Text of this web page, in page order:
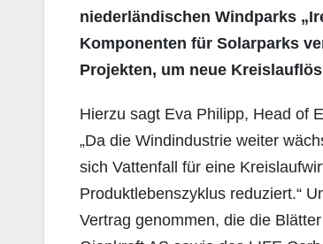
niederländischen Windparks
Komponenten für Solarparks
Projekten, um neue
Hierzu sagt Eva Philipp, Head of
„Da die Windindustrie weiter
sich Vattenfall für eine
Produktlebenszyklus reduziert.“
Vertrag genommen, die die